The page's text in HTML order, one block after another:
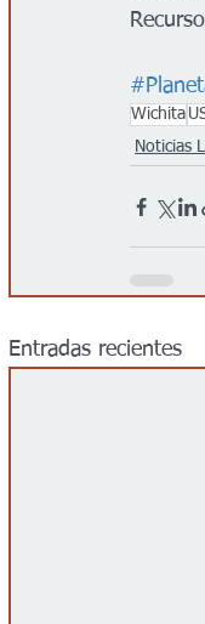
Wichita
Noticias
Entradas recientes